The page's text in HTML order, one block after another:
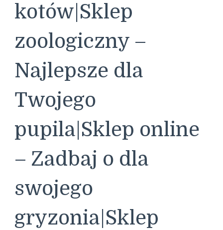
kotów|Sklep
zoologiczny –
Najlepsze dla
Twojego
pupila|Sklep online
– Zadbaj o dla
swojego
gryzonia|Sklep